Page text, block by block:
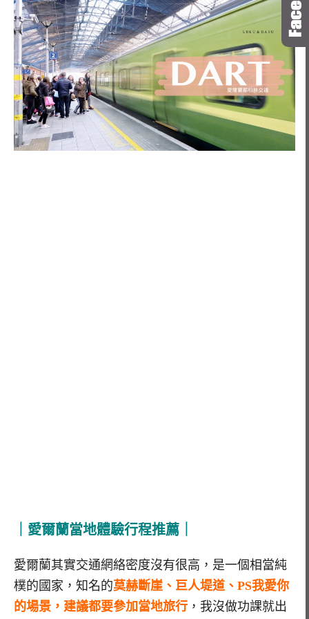
｜愛爾蘭當地體驗行程推薦｜
愛爾蘭其實交通網絡密度沒有很高，是一個相當純
樸的國家，知名的莫赫斷崖、巨人堤道、PS我愛你
的場景，建議都要參加當地旅行 ，我沒做功課就出